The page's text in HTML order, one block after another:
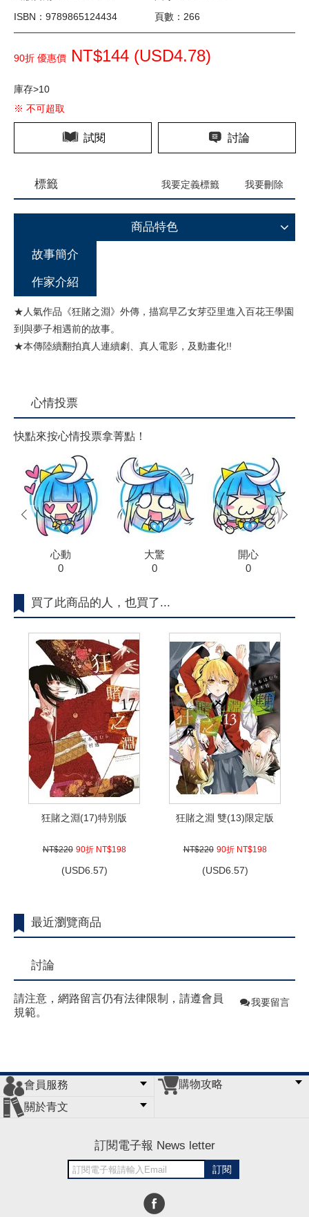
ISBN：9789865124434
頁數：266
90折 優惠價 NT$144 (USD4.78)
庫存>10
※ 不可超取
試閱 討論
標籤 我要定義標籤 我要刪除
商品特色
故事簡介
作家介紹
★人氣作品《狂賭之淵》外傳，描寫早乙女芽亞里進入百花王學園
到與夢子相遇前的故事。
★本傳陸續翻拍真人連續劇、真人電影，及動畫化!!
心情投票
快點來按心情投票拿菁點！
心動
0
大驚
0
開心
0
prev next
買了此商品的人，也買了...
狂賭之淵(17)特別版
NT$220 90折 NT$198
(USD6.57)
狂賭之淵 雙(13)限定版
NT$220 90折 NT$198
(USD6.57)
最近瀏覽商品
討論
請注意，網路留言仍有法律限制，請遵會員
規範。
我要留言
會員服務
會員辦法
客服信箱
隱私條款
網站導覽
購物攻略
關於青文
訂閱電子報 News letter
訂閱